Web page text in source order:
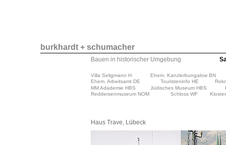
burkhardt + schumacher
Bauen in historischer Umgebung
Villa Seligmann H
Ehem. Kanzlerbungalow BN
Ehem. Arbeitsamt DE
Touristeninfo HE
MM Adademie HBS
Jüdisches Museum HBS
Reddersenmuseum NOM
Schloss WF
Haus Trave, Lübeck